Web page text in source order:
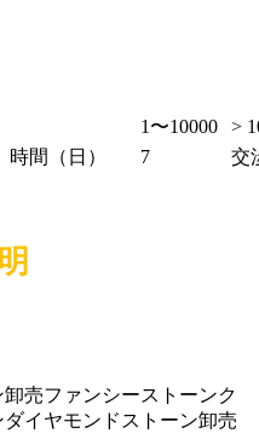
1〜10000
>
間（日）
7 交
売ファンシーストーンク
イヤモンドストーン卸売